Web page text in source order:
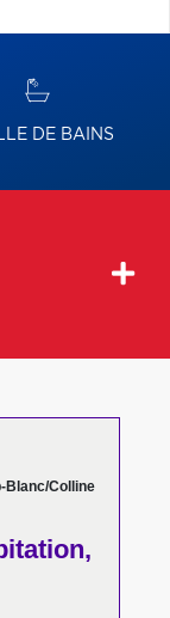
DE BAINS
Blanc/Colline